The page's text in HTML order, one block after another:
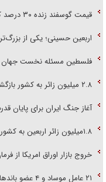
قیمت گوسفند زنده ۳۰ درصد کاهش یافت؛ گوشت ارزان نشد
اربعین حسینی؛ یکی از
فلسطین مسئله نخست جهان
۲.۸ میلیون زائر به کشور بازگشتند
آغاز جنگ ایران برای پایان
۱.۸میلیون زائر اربعین به کشور بازگشتند
خروج بازار اوراق امریکا از
۲۱ عامل موساد و ۴ عضو باند‌های مسلح بازداشت شدند